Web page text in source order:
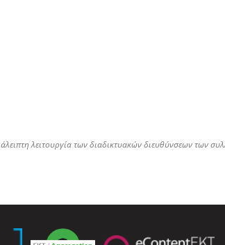
λειτουργία των διαδικτυακών διευθύνσεων των